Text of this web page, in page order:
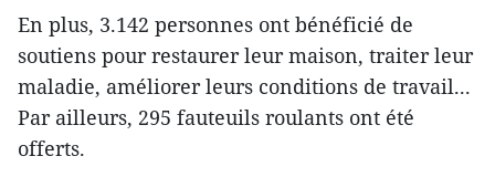
En plus, 3.142 personnes ont bénéficié de
soutiens pour restaurer leur maison, traiter leur
maladie, améliorer leurs conditions de travail...
Par ailleurs, 295 fauteuils roulants ont été
offerts.